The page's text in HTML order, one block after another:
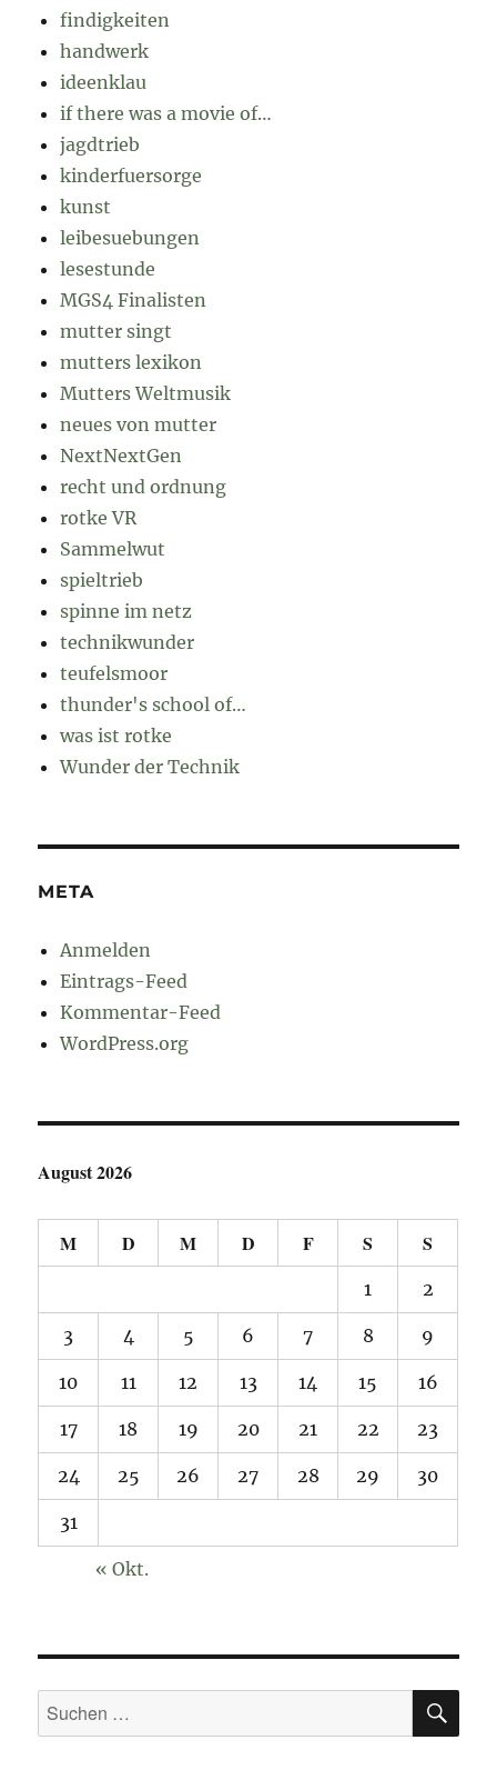
findigkeiten
handwerk
ideenklau
if there was a movie of…
jagdtrieb
kinderfuersorge
kunst
leibesuebungen
lesestunde
MGS4 Finalisten
mutter singt
mutters lexikon
Mutters Weltmusik
neues von mutter
NextNextGen
recht und ordnung
rotke VR
Sammelwut
spieltrieb
spinne im netz
technikwunder
teufelsmoor
thunder's school of…
was ist rotke
Wunder der Technik
META
Anmelden
Eintrags-Feed
Kommentar-Feed
WordPress.org
August 2026
M D M D F S S
1 2
3 4 5 6 7 8 9
10 11 12 13 14 15 16
17 18 19 20 21 22 23
24 25 26 27 28 29 30
31
« Okt.
Suchen
nach: